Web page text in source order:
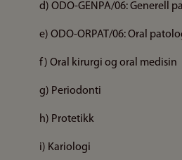
d) ODO-GENPA/06: Generell
e) ODO-ORPAT/06: Oral
f) Oral kirurgi og oral medisin
g) Periodonti
h) Protetikk
i) Kariologi